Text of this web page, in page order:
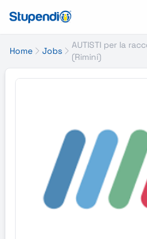
Home Jobs
AUTISTI per la
(Rimini)